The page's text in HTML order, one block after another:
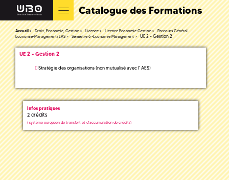
Catalogue des Formations
Accueil Droit, Economie, Gestion Licence Licence Economie Gestion
Parcours Général
Economie-Management/LAS
Semestre 6 -Economie Management UE 2 - Gestion 2
UE 2 - Gestion 2
Stratégie des organisations (non mutualisé avec l' AES)
Infos pratiques
2 crédits
( système européen de transfert et d'accumulation de crédits)